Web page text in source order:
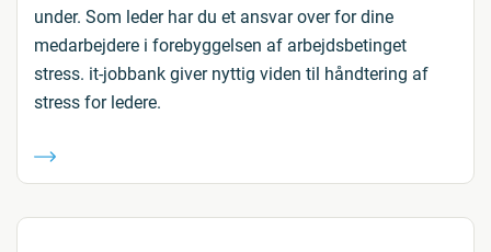
under. Som leder har du et ansvar over for dine
medarbejdere i forebyggelsen af arbejdsbetinget
stress. it-jobbank giver nyttig viden til håndtering af
stress for ledere.